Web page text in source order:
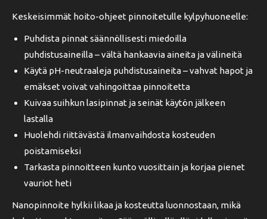
Keskeisimmät hoito-ohjeet pinnoitetulle kylpyhuoneelle:
Puhdista pinnat säännöllisesti miedoilla
puhdistusaineilla – vältä hankaavia aineita ja välineitä
Käytä pH-neutraaleja puhdistusaineita – vahvat hapot ja
emäkset voivat vahingoittaa pinnoitetta
Kuivaa suihkun lasipinnat ja seinät käytön jälkeen
lastalla
Huolehdi riittävästä ilmanvaihdosta kosteuden
poistamiseksi
Tarkasta pinnoitteen kunto vuosittain ja korjaa pienet
vauriot heti
Nanopinnoite hylkii likaa ja kosteutta luonnostaan, mikä